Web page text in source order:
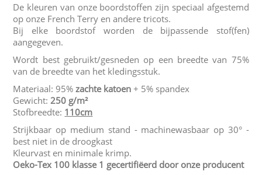
De kleuren van onze boordstoffen zijn speciaal afgestemd
op onze French Terry en andere tricots.
Bij elke boordstof worden de bijpassende stof(fen)
aangegeven.
Wordt best gebruikt/gesneden op een breedte van 75%
van de breedte van het kledingsstuk.
Materiaal: 95%zachte katoen + 5% spandex
Gewicht: 250 g/m²
Stofbreedte: 110cm
Strijkbaar op medium stand - machinewasbaar op 30° -
best niet in de droogkast
Kleurvast en minimale krimp.
Oeko-Tex 100 klasse 1 gecertifiëerd door onze producent